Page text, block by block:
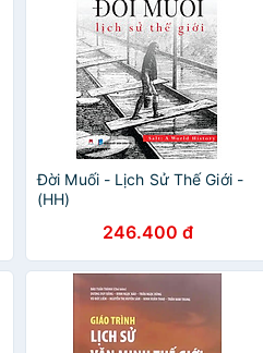
Đời Muối - Lịch Sử Thế Giới -
(HH)
246.400 đ